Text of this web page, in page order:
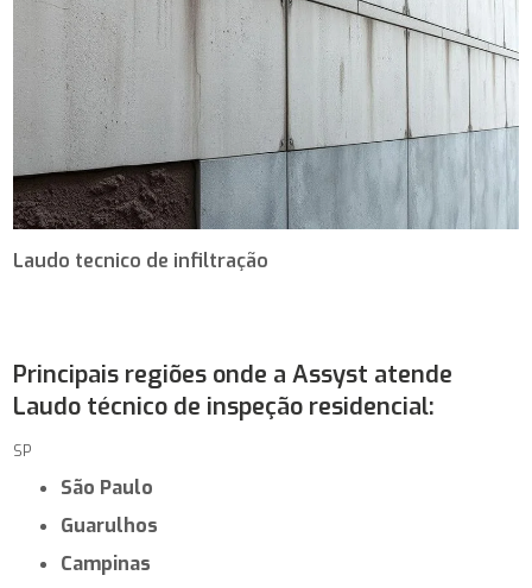
Laudo tecnico de infiltração
Principais regiões onde a Assyst atende
Laudo técnico de inspeção residencial:
SP
São Paulo
Guarulhos
Campinas